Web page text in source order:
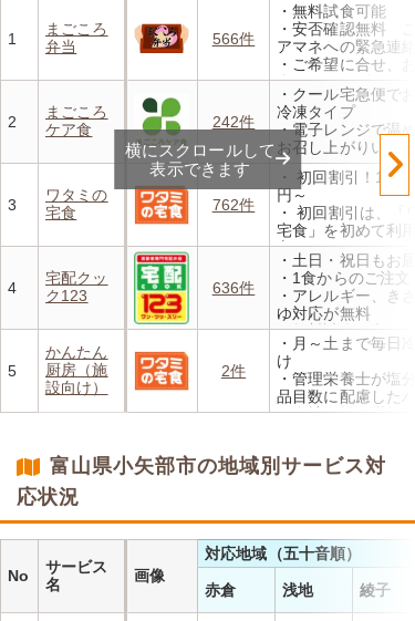
1
まごころ
弁当
566件
・無料試食可能
・安否確認無料 ご
アマネへの緊急連絡
・ご希望に合せ、
食、アレルギーに無
・1回だけ、1食だ
もOK
2
まごころ
ケア食
242件
・クール宅急便で
冷凍タイプ
・電子レンジで温
お召し上がりいた
・メニューの組み
理栄養士にお任せ
・定期は通常価格
んと20％OFF！
3
ワタミの
宅食
762件
・ 初回割引！1食
円～
・ 初回割引は、「
宅食」を初めて利用
方、または6か月以
お休みされている
なります。※「好
ず」「好い日の御
外
・香り、風味、食
るよう冷蔵でお届け
・日替わりの献立
らご利用可能
4
宅配クッ
ク123
636件
・土日・祝日もお届
・1食からのご注文
・アレルギー、き
ゆ対応が無料
・無料試食・安否
対応あり
5
かんたん
厨房（施
設向け）
2件
・月～土まで毎日
け
・管理栄養士が塩
品目数に配慮した
・自社工場で厳格
減を実現！温める
横にスクロールして
表示できます
富山県小矢部市の地域別サービス対
応状況
No
サービス
名
画像
対応地域（五十音順）
赤倉 浅地 綾子